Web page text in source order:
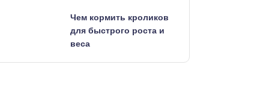
Чем кормить кроликов
для быстрого роста и
веса